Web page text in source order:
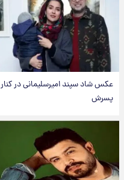
عکس شاد سپند امیرسلیمانی در کنار
پسرش